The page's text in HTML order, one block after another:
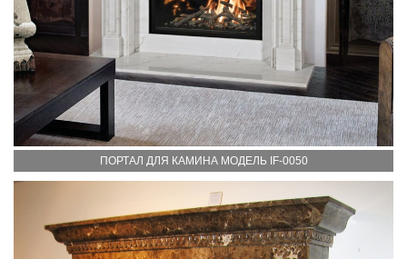
ПОРТАЛ ДЛЯ КАМИНА МОДЕЛЬ IF-0050